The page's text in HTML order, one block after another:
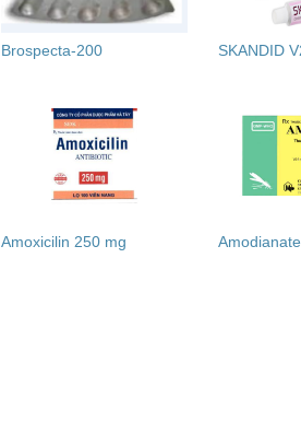
Brospecta-200 SKANDID
Amoxicilin 250 mg Amodianate